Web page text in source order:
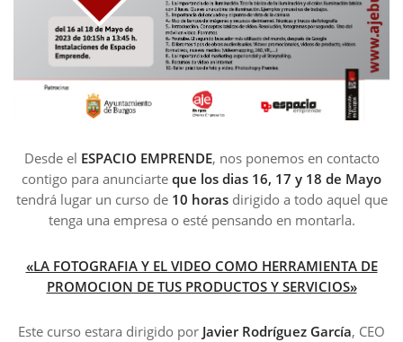
Desde el ESPACIO EMPRENDE, nos ponemos en contacto
contigo para anunciarte que los dias 16, 17 y 18 de Mayo
tendrá lugar un curso de 10 horasdirigido a todo aquel que
tenga una empresa o esté pensando en montarla.
«LA FOTOGRAFIA Y EL VIDEO COMO HERRAMIENTA DE
PROMOCION DE TUS PRODUCTOS Y SERVICIOS»
Este curso estara dirigido por Javier Rodríguez García, CEO